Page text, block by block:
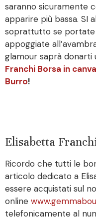
saranno sicuramente
apparire più bassa. SI
soprattutto se portate
appoggiate
glamour saprà donarti
Franchi Borsa in
Burro!
Elisabetta
Ricordo che tutti le
articolo dedicato a
essere acquistati sul
online
telefonicamente al